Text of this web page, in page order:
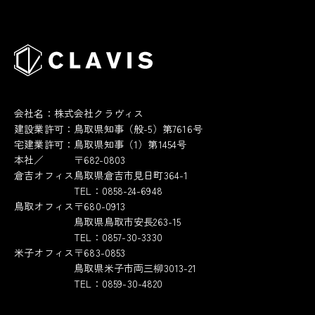
会社名：株式会社クラヴィス
建設業許可：鳥取県知事（般-5）第7616号
宅建業許可：鳥取県知事（1）第1454号
本社／
倉吉オフィス
〒682-0803
鳥取県倉吉市見日町364-1
TEL：0858-24-6948
鳥取オフィス 〒680-0913
鳥取県鳥取市安長263-15
TEL：0857-30-3330
米子オフィス 〒683-0853
鳥取県米子市両三柳3013-21
TEL：0859-30-4820